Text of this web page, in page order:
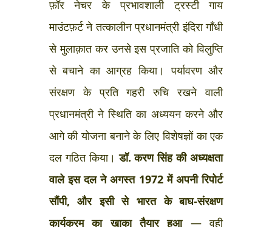
फ़ॉर नेचर के प्रभावशाली ट्रस्टी गाय
माउंटफ़र्ट ने तत्कालीन प्रधानमंत्री इंदिरा गाँधी
से मुलाक़ात कर उनसे इस प्रजाति को विलुप्ति
से बचाने का आग्रह किया। पर्यावरण और
संरक्षण के प्रति गहरी रुचि रखने वाली
प्रधानमंत्री ने स्थिति का अध्ययन करने और
आगे की योजना बनाने के लिए विशेषज्ञों का एक
दल गठित किया।डॉ. करण सिंह की अध्यक्षता
वाले इस दल ने अगस्त 1972 में अपनी रिपोर्ट
सौंपी, और इसी से भारत के बाघ-संरक्षण
कार्यक्रम का खाका तैयार हुआ— वही